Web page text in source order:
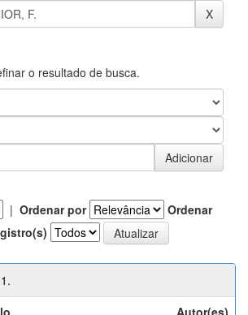
o resultado de busca.
| Ordenar por
Ordenar
Autor(es)